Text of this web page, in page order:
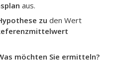
aus.
zu den Wert
möchten Sie ermitteln?